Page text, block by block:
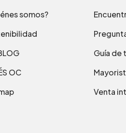
somos?
OC
Guía de
Venta